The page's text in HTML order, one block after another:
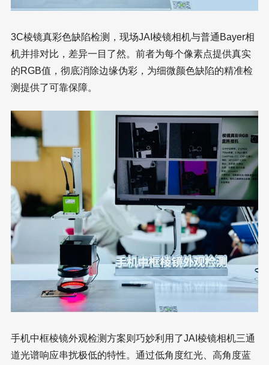
3C棱镜真彩色缺陷检测，现场JAI棱镜相机与普通Bayer相
机并排对比，差异一目了然。前者为每个像素点提供真实
的RGB值，彻底消除边缘伪彩，为细微颜色缺陷的精准检
测提供了可靠保障。
手机中框棱镜外观检测方案则巧妙利用了JAI棱镜相机三通
道光谱响应串扰极低的特性。通过低角度红光、高角度蓝